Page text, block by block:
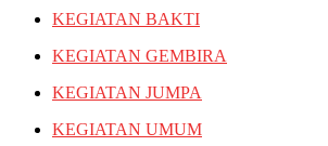
KEGIATAN BAKTI
KEGIATAN GEMBIRA
KEGIATAN JUMPA
KEGIATAN UMUM